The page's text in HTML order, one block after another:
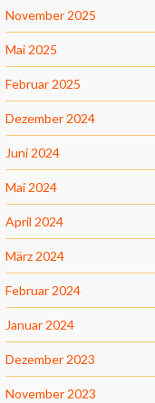
November 2025
Mai 2025
Februar 2025
Dezember 2024
Juni 2024
Mai 2024
April 2024
März 2024
Februar 2024
Januar 2024
Dezember 2023
November 2023